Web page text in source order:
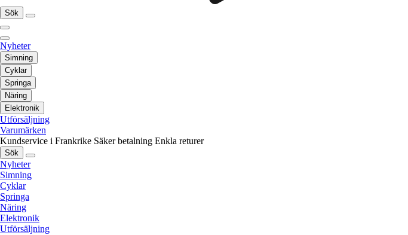
Sök
Nyheter
Simning
Cyklar
Springa
Näring
Elektronik
Utförsäljning
Varumärken
Kundservice i Frankrike Säker betalning Enkla returer
Sök
Nyheter
Simning
Cyklar
Springa
Näring
Elektronik
Utförsäljning